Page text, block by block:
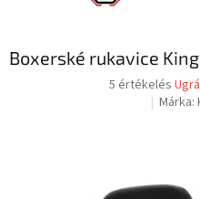
Boxerské rukavice
A
4,6
5 értékelés
Márka: